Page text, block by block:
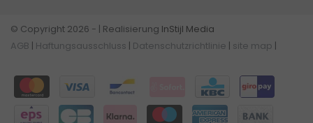
© Copyright 2026 - | Realisierung InStijl Media
AGB
Haftungsausschluss Datenschutzrichtlinie site map